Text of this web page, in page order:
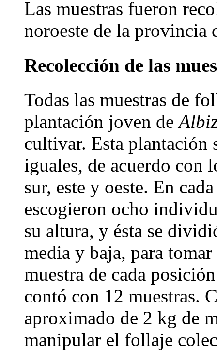
Las muestras fueron
noroeste de la provincia
Recolección de las
Todas las muestras de
plantación joven de
cultivar. Esta plantación
iguales, de acuerdo con
sur, este y oeste. En
escogieron ocho
su altura, y ésta se
media y baja, para
muestra de cada
contó con 12 muestras.
aproximado de 2 kg de
manipular el follaje